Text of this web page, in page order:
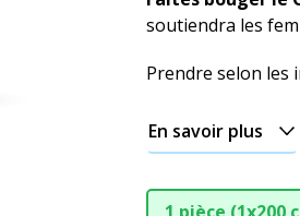
soutiendra les
Prendre selon les
En savoir plus